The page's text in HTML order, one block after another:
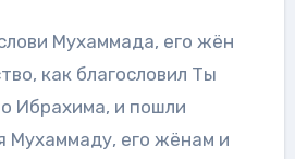
как благословил Ты
Ибрахима, и пошли
Мухаммаду, его жёнам и